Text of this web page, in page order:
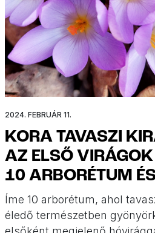
2024. FEBRUÁR 11.
KORA TAVASZI
AZ ELSŐ
10 ARBORÉTUM
Íme 10 arborétum, ahol
éledő természetben